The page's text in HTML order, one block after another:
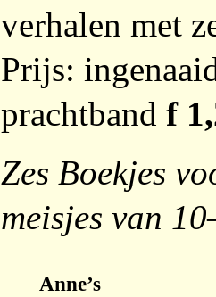
verhalen met
Prijs:
prachtbandf
Zes Boekjes
meisjes van
Anne’s